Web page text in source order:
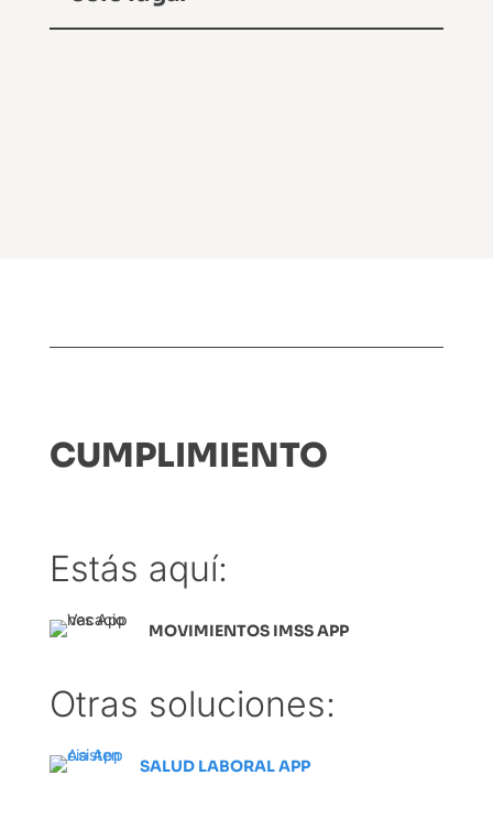
CUMPLIMIENTO
Estás aquí:
MOVIMIENTOS IMSS APP
Otras soluciones:
SALUD LABORAL APP